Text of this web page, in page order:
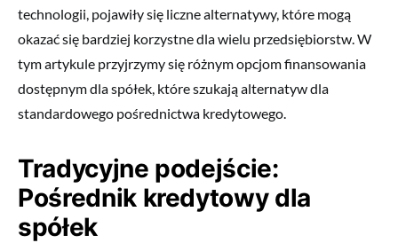
technologii, pojawiły się liczne alternatywy, które mogą
okazać się bardziej korzystne dla wielu przedsiębiorstw. W
tym artykule przyjrzymy się różnym opcjom finansowania
dostępnym dla spółek, które szukają alternatyw dla
standardowego pośrednictwa kredytowego.
Tradycyjne podejście:
Pośrednik kredytowy dla
spółek